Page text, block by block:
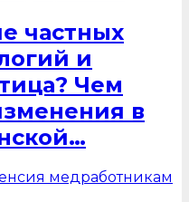
частных
и
Чем
в